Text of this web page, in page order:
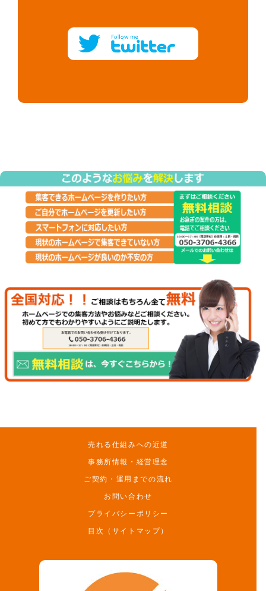
売れる仕組みへの近道
事務所情報・経営理念
ご契約・運用までの流れ
お問い合わせ
プライバシーポリシー
目次（サイトマップ）